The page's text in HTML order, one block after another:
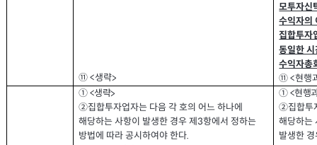
⑪ <생략>
모투자신
수익자의
집합투자
동일한
수익자총
⑪ <현행
① <생략>
②집합투자업자는 다음 각 호의 어느 하나에
해당하는 사항이 발생한 경우 제3항에서 정하는
방법에 따라 공시하여야 한다.
① <현행
②집합투
해당하는
발생한